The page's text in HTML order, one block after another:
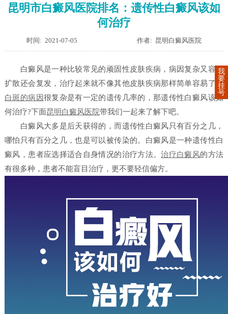
昆明市白癜风医院排名：遗传性白癜风该如
何治疗
时间: 2021-07-05 作者: 昆明白癜风医院
白癜风是一种比较常见的顽固性皮肤疾病，病因复杂又容易
扩散还会复发，治疗起来就不像其他皮肤疾病那样简单容易了。
白斑的病因很复杂是有一定的遗传几率的，那遗传性白癜风该如
何治疗?下面昆明白癜风医院带我们一起来了解下吧。
白癜风大多是后天获得的，而遗传性白癜风只有百分之几，
哪怕只有百分之几，也是可以被传染的。白癜风是一种遗传性白
癜风，患者应选择适合自身情况的治疗方法。治疗白癜风的方法
有很多种，患者不能盲目治疗，更不要轻信偏方。
我
要
挂
号